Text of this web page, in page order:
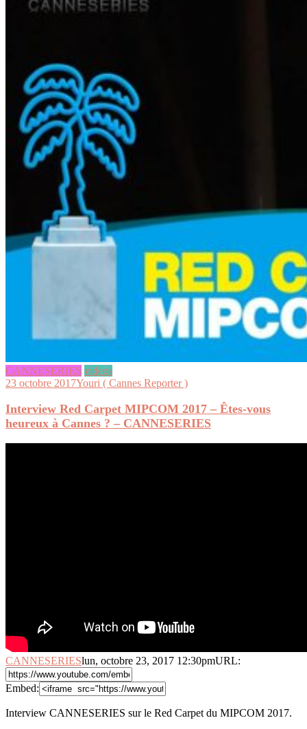
CANNESERIES videos
23 octobre 2017Youri ( Cannes Reporter )
Interview Red Carpet MIPCOM 2017 – Êtes-vous
heureux à Cannes ? – CANNESERIES
CANNESERIESlun, octobre 23, 2017 12:30pmURL:
Embed:
Interview CANNESERIES sur le Red Carpet du MIPCOM 2017.